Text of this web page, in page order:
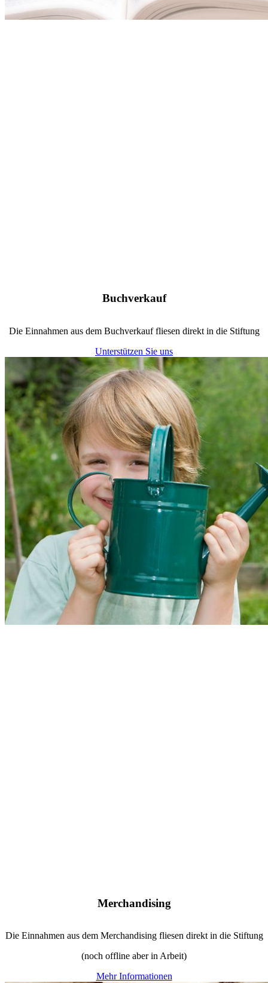
Buchverkauf
Die Einnahmen aus dem Buchverkauf fliesen direkt in die Stiftung
Unterstützen Sie uns
Merchandising
Die Einnahmen aus dem Merchandising fliesen direkt in die Stiftung
(noch offline aber in Arbeit)
Mehr Informationen